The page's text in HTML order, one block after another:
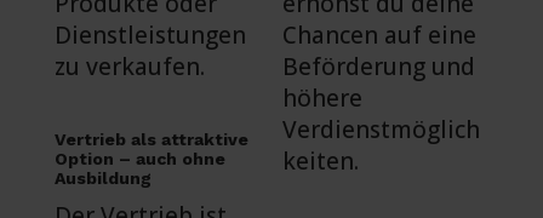
Dienstleistungen
zu verkaufen.
Vertrieb als attraktive
Option – auch ohne
Ausbildung
Chancen auf eine
Beförderung und
höhere
Verdienstmöglich
keiten.